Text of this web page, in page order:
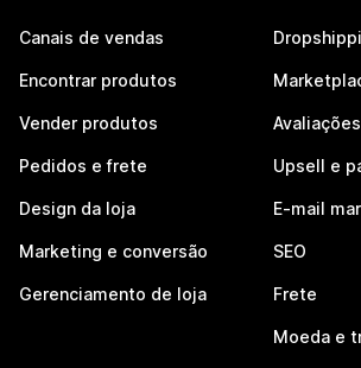
Canais de vendas
Encontrar produtos
Vender produtos
Pedidos e frete
Design da loja
Marketing e conversão
Gerenciamento de loja
Upsell e
E-mail
SEO
Frete
Moeda e